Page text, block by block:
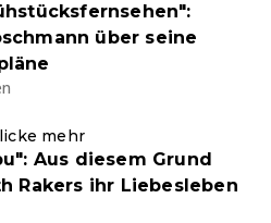
über seine
mehr
Aus diesem Grund
Rakers ihr Liebesleben